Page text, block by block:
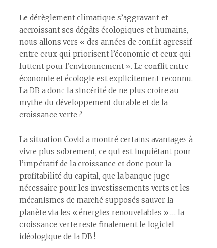
Le dérèglement climatique s’aggravant et
accroissant ses dégâts écologiques et humains,
nous allons vers « des années de conflit agressif
entre ceux qui priorisent l’économie et ceux qui
luttent pour l’environnement ». Le conflit entre
économie et écologie est explicitement reconnu.
La DB a donc la sincérité de ne plus croire au
mythe du développement durable et de la
croissance verte ?
La situation Covid a montré certains avantages à
vivre plus sobrement, ce qui est inquiétant pour
l’impératif de la croissance et donc pour la
profitabilité du capital, que la banque juge
nécessaire pour les investissements verts et les
mécanismes de marché supposés sauver la
planète via les « énergies renouvelables » … la
croissance verte reste finalement le logiciel
idéologique de la DB !